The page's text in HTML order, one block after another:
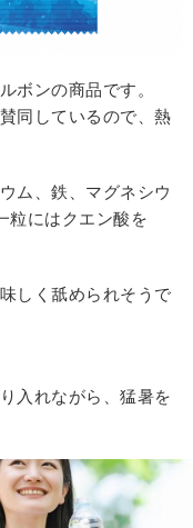
ボンの商品です。
同しているので、熱
ム、鉄、マグネシウ
粒にはクエン酸を
しく舐められそうで
入れながら、猛暑を